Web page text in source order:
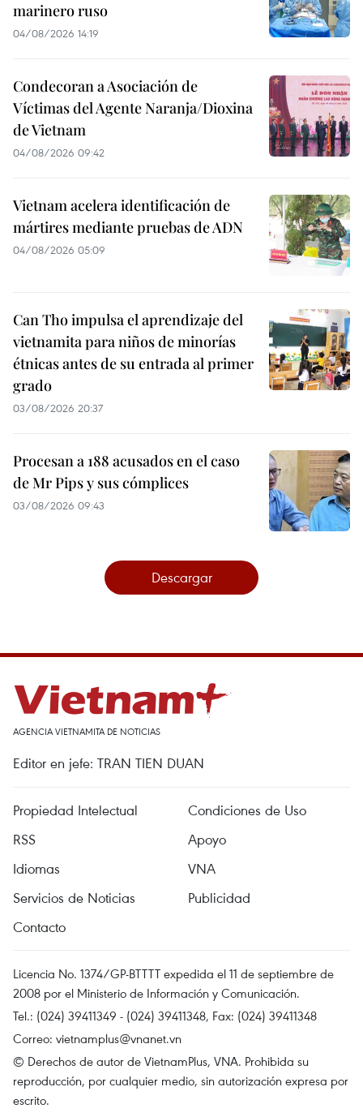
marinero ruso
04/08/2026 14:19
Condecoran a Asociación de
Víctimas del Agente Naranja/Dioxina
de Vietnam
04/08/2026 09:42
Vietnam acelera identificación de
mártires mediante pruebas de ADN
04/08/2026 05:09
Can Tho impulsa el aprendizaje del
vietnamita para niños de minorías
étnicas antes de su entrada al primer
grado
03/08/2026 20:37
Procesan a 188 acusados en el caso
de Mr Pips y sus cómplices
03/08/2026 09:43
Descargar
AGENCIA VIETNAMITA DE NOTICIAS
Editor en jefe: TRAN TIEN DUAN
Propiedad Intelectual
Condiciones de Uso
RSS
Apoyo
Idiomas
VNA
Servicios de Noticias
Publicidad
Contacto
Licencia No. 1374/GP-BTTTT expedida el 11 de septiembre de
2008 por el Ministerio de Información y Comunicación.
Tel.: (024) 39411349 - (024) 39411348, Fax: (024) 39411348
Correo: vietnamplus@vnanet.vn
© Derechos de autor de VietnamPlus, VNA. Prohibida su
reproducción, por cualquier medio, sin autorización expresa por
escrito.